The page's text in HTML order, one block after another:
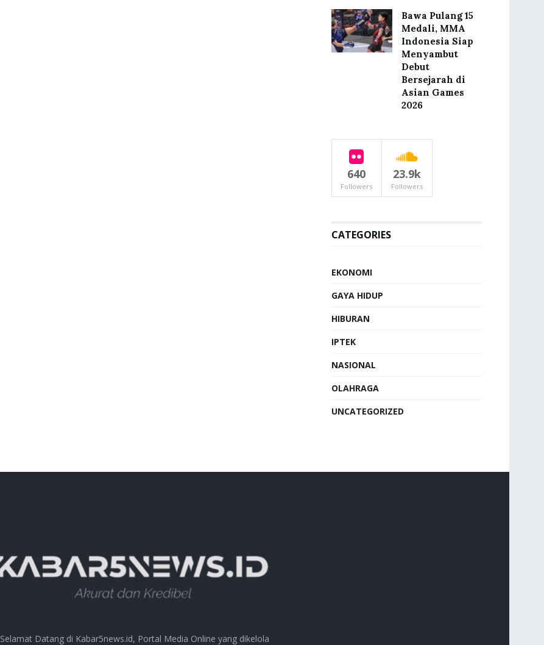
Bawa Pulang 15
Medali, MMA
Indonesia Siap
Menyambut
Debut
Bersejarah di
Asian Games
2026
640
Followers
23.9k
Followers
CATEGORIES
EKONOMI
GAYA HIDUP
HIBURAN
IPTEK
NASIONAL
OLAHRAGA
UNCATEGORIZED
Selamat Datang di Kabar5news.id, Portal Media Online yang dikelola